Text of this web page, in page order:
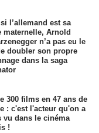
l’allemand est sa
maternelle, Arnold
n’a pas eu le
doubler son propre
dans la saga
300 films en 47 ans de
: c'est l'acteur qu'on a
vu dans le cinéma
!